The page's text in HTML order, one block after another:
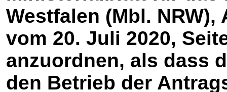
Westfalen (Mbl. NRW),
vom 20. Juli 2020,
anzuordnen, als dass
den Betrieb der